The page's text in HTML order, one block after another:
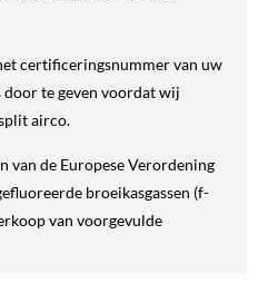
certificeringsnummer van uw
door te geven voordat wij
airco.
de Europese Verordening
broeikasgassen (f-
van voorgevulde